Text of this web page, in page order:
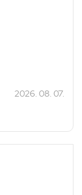
2026. 08. 07.